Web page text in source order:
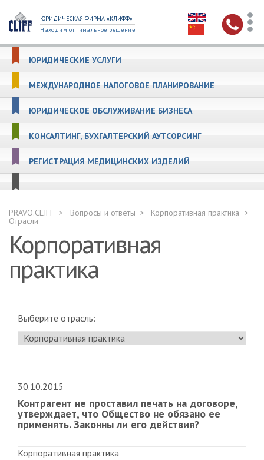
ЮРИДИЧЕСКАЯ ФИРМА «КЛИФФ»
Находим оптимальное решение
ЮРИДИЧЕСКИЕ УСЛУГИ
МЕЖДУНАРОДНОЕ НАЛОГОВОЕ ПЛАНИРОВАНИЕ
ЮРИДИЧЕСКОЕ ОБСЛУЖИВАНИЕ БИЗНЕСА
КОНСАЛТИНГ, БУХГАЛТЕРСКИЙ АУТСОРСИНГ
РЕГИСТРАЦИЯ МЕДИЦИНСКИХ ИЗДЕЛИЙ
PRAVO.CLIFF Вопросы и ответы Корпоративная практика
Отрасли
Корпоративная
практика
Выберите отрасль:
30.10.2015
Контрагент не проставил печать на договоре,
утверждает, что Общество не обязано ее
применять. Законны ли его действия?
Корпоративная практика